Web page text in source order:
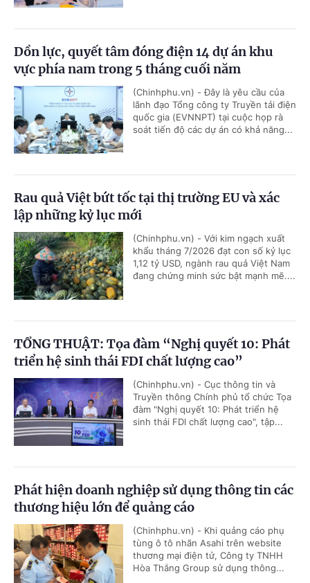
Dồn lực, quyết tâm đóng điện 14 dự án khu
vực phía nam trong 5 tháng cuối năm
(Chinhphu.vn) - Đây là yêu cầu của
lãnh đạo Tổng công ty Truyền tải điện
quốc gia (EVNNPT) tại cuộc họp rà
soát tiến độ các dự án có khả năng...
Rau quả Việt bứt tốc tại thị trường EU và xác
lập những kỷ lục mới
(Chinhphu.vn) - Với kim ngạch xuất
khẩu tháng 7/2026 đạt con số kỷ lục
1,12 tỷ USD, ngành rau quả Việt Nam
đang chứng minh sức bật mạnh mẽ....
TỔNG THUẬT: Tọa đàm “Nghị quyết 10: Phát
triển hệ sinh thái FDI chất lượng cao”
(Chinhphu.vn) - Cục thông tin và
Truyền thông Chính phủ tổ chức Tọa
đàm "Nghị quyết 10: Phát triển hệ
sinh thái FDI chất lượng cao", tập...
Phát hiện doanh nghiệp sử dụng thông tin các
thương hiệu lớn để quảng cáo
(Chinhphu.vn) - Khi quảng cáo phụ
tùng ô tô nhãn Asahi trên website
thương mại điện tử, Công ty TNHH
Hòa Thắng Group sử dụng thông...